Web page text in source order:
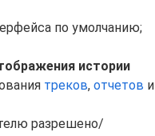
по умолчанию;
истории
треков, отчетов и
разрешено/